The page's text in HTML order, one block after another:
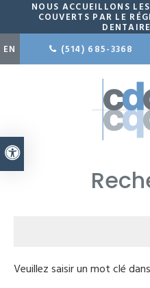
Version accessible
NOUS ACCUEILLONS
COUVERTS PAR LE
EN
(514) 685-3368
Veuillez saisir un mot clé